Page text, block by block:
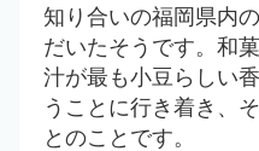
知り合いの福岡県内
だいたそうです。和
汁が最も小豆らしい
うことに行き着き、
とのことです。